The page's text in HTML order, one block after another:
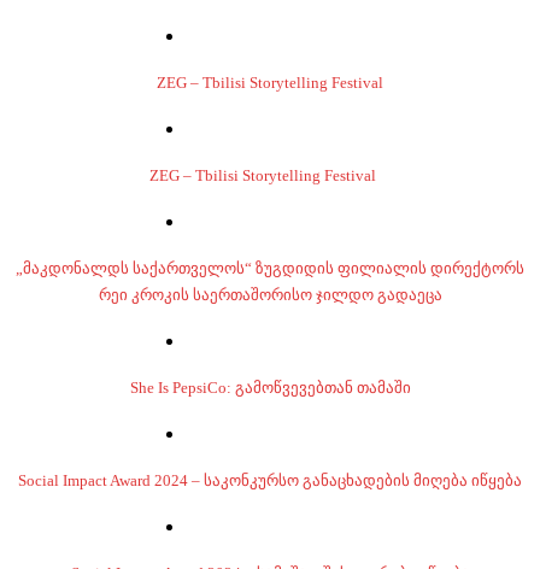
ZEG – Tbilisi Storytelling Festival
ZEG – Tbilisi Storytelling Festival
„მაკდონალდს საქართველოს“ ზუგდიდის ფილიალის დირექტორს
რეი კროკის საერთაშორისო ჯილდო გადაეცა
She Is PepsiCo: გამოწვევებთან თამაში
Social Impact Award 2024 – საკონკურსო განაცხადების მიღება იწყება